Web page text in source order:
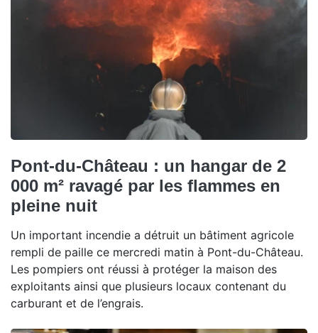
Pont-du-Château : un hangar de 2
000 m² ravagé par les flammes en
pleine nuit
Un important incendie a détruit un bâtiment agricole
rempli de paille ce mercredi matin à Pont-du-Château.
Les pompiers ont réussi à protéger la maison des
exploitants ainsi que plusieurs locaux contenant du
carburant et de l’engrais.